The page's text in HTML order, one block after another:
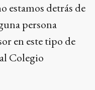
estamos detrás de
persona
en este tipo de
Colegio